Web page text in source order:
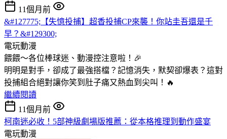
11個月前
&#127775;【失憶投捕】超香投捕CP來襲！你站圭吾還是千
早？&#129300;
電玩動漫
餵餵～各位棒球迷、動漫控注意啦！🎉
明明是對手，卻成了最強搭檔？記憶消失，默契卻爆表？這對
投捕組合絕對讓你笑到肚子痛又熱血到尖叫！🔥
繼續閱讀
11個月前
柯南迷必收！5部神級劇場版推薦：從本格推理到動作盛宴
電玩動漫